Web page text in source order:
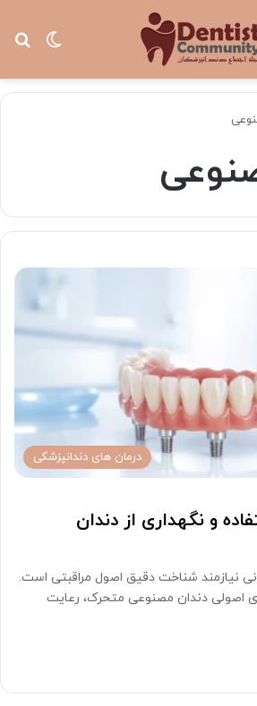
درمان های دندانپزشکی
و نگهداری از دندان
نیازمند شناخت دقیق اصول مراقبتی است.
اصولی دندان مصنوعی متحرک، رعایت